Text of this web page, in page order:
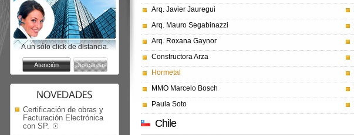
A un sólo click de distancia.
Certificación de obras y
Facturación Electrónica
con SP.
Arq. Javier Jauregui
Arq. Mauro Segabinazzi
Arq. Roxana Gaynor
Constructora Arza
Hormetal
MMO Marcelo Bosch
Paula Soto
Chile